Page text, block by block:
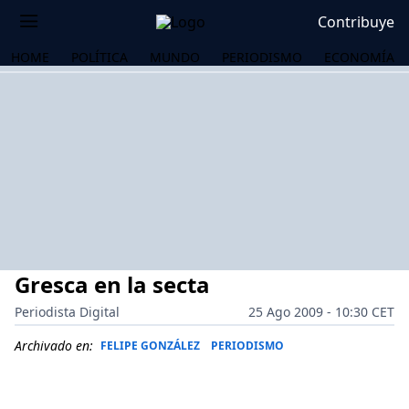
Contribuye
HOME POLÍTICA MUNDO PERIODISMO ECONOMÍA
Gresca en la secta
Periodista Digital
25 Ago 2009 - 10:30 CET
Archivado en: FELIPE GONZÁLEZ PERIODISMO